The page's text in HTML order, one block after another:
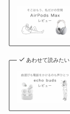
あわせて読みたい